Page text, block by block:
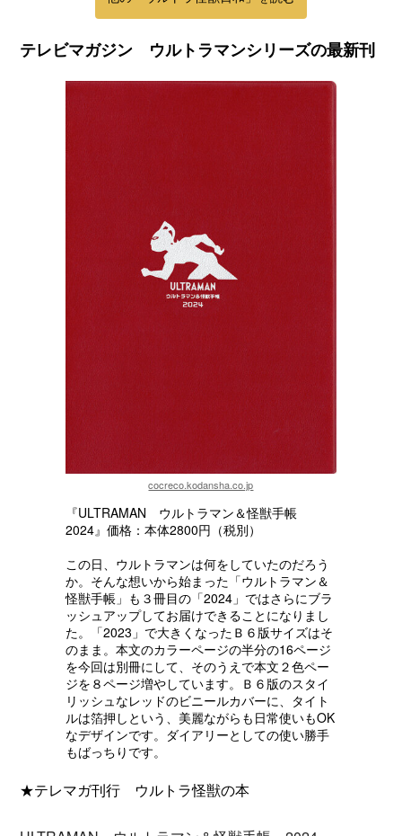
テレビマガジン ウルトラマンシリーズの最新刊
cocreco.kodansha.co.jp
『ULTRAMAN ウルトラマン＆怪獣手帳
2024』価格：本体2800円（税別）
この日、ウルトラマンは何をしていたのだろう
か。そんな想いから始まった「ウルトラマン＆
怪獣手帳」も３冊目の「2024」ではさらにブラ
ッシュアップしてお届けできることになりまし
た。「2023」で大きくなったＢ６版サイズはそ
のまま。本文のカラーページの半分の16ページ
を今回は別冊にして、そのうえで本文２色ペー
ジを８ページ増やしています。Ｂ６版のスタイ
リッシュなレッドのビニールカバーに、タイト
ルは箔押しという、美麗ながらも日常使いもOK
なデザインです。ダイアリーとしての使い勝手
もばっちりです。
★テレマガ刊行 ウルトラ怪獣の本